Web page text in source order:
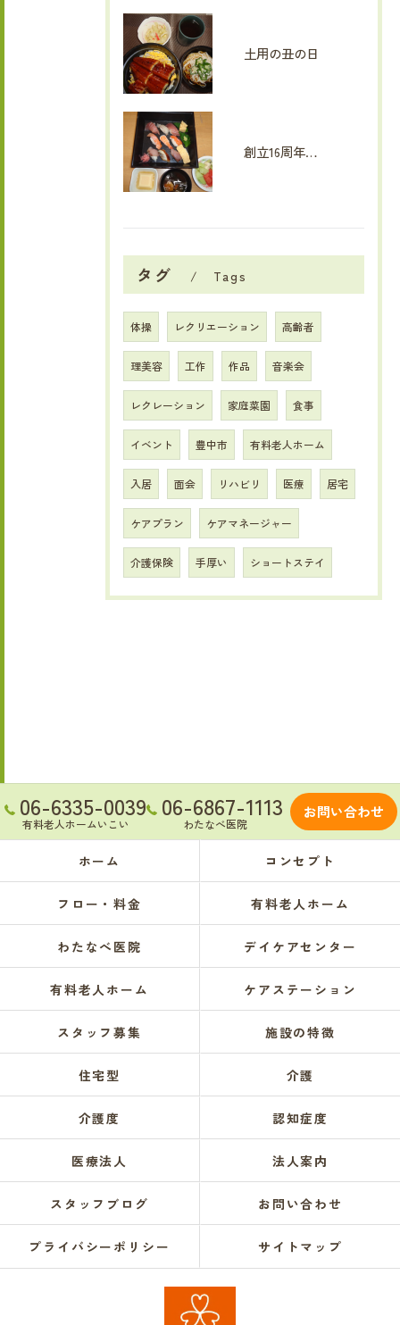
土用の丑の日
創立16周年イベント
タグ Tags
体操 レクリエーション 高齢者
理美容 工作 作品 音楽会
レクレーション 家庭菜園 食事
イベント 豊中市 有料老人ホーム
入居 面会 リハビリ 医療 居宅
ケアプラン ケアマネージャー
介護保険 手厚い ショートステイ
06-6335-0039
有料老人ホームいこい
06-6867-1113
わたなべ医院
お問い合わせ
ホーム コンセプト
フロー・料金 有料老人ホーム
わたなべ医院 デイケアセンター
有料老人ホーム ケアステーション
スタッフ募集 施設の特徴
住宅型 介護
介護度 認知症度
医療法人 法人案内
スタッフブログ お問い合わせ
プライバシーポリシー サイトマップ